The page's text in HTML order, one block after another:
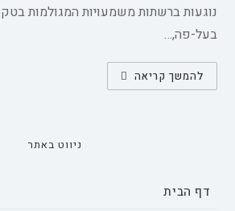
נוגעות ברשתות משמעויות המגולמות
בעל-פה,…
להמשך קריאההרלוונטיות
של
ניווט באתר
דף הבית